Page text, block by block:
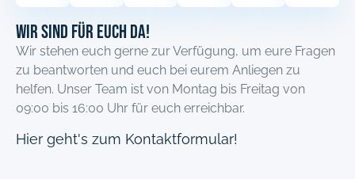
Wir sind für euch Da!
Wir stehen euch gerne zur Verfügung, um eure Fragen
zu beantworten und euch bei eurem Anliegen zu
helfen. Unser Team ist von Montag bis Freitag von
09:00 bis 16:00 Uhr für euch erreichbar.
Hier geht's zum Kontaktformular!